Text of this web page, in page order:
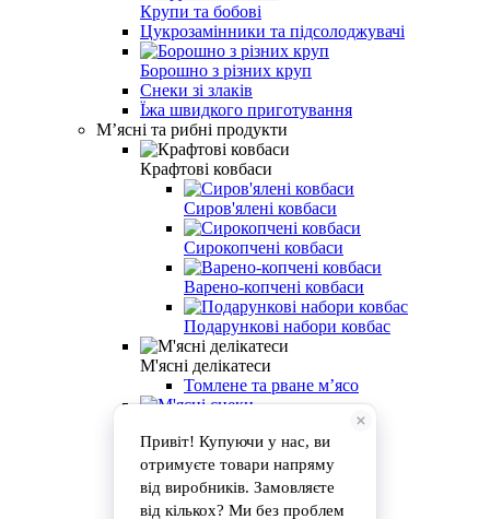
Крупи та бобові
Цукрозамінники та підсолоджувачі
Борошно з різних круп
Снеки зі злаків
Їжа швидкого приготування
Мʼясні та рибні продукти
Крафтові ковбаси
Сиров'ялені ковбаси
Сирокопчені ковбаси
Варено-копчені ковбаси
Подарункові набори ковбас
М'ясні делікатеси
Томлене та рване м’ясо
Стейки та свіже м'ясо
Сало та намазки
Виноградні равлики